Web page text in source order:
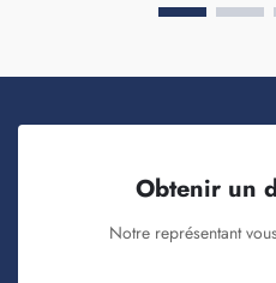
Obtenir un
Notre représentant